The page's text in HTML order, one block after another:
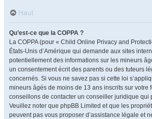
Haut
Qu’est-ce que la COPPA ?
La COPPA (pour « Child Online Privacy and
États-Unis d’Amérique qui demande aux sites
potentiellement des informations sur les mineurs
un consentement écrit des parents ou des tuteurs
concernés. Si vous ne savez pas si cette loi
mineurs âgés de moins de 13 ans inscrits sur votre
conseillons de contacter un conseiller juridique qui
Veuillez noter que phpBB Limited et que les
peuvent pas vous proposer d’assistance légale et